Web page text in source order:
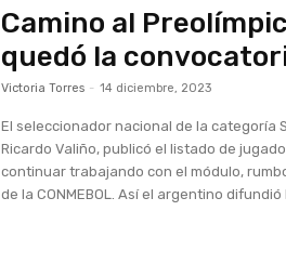
Camino al
quedó la
Victoria Torres - 14 diciembre, 2023
El seleccionador nacional de la categoría
Ricardo Valiño, publicó el listado de
continuar trabajando con el módulo,
de la CONMEBOL. Así el argentino